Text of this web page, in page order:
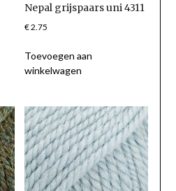
Nepal grijspaars uni 4311
€2.75
Toevoegen aan
winkelwagen